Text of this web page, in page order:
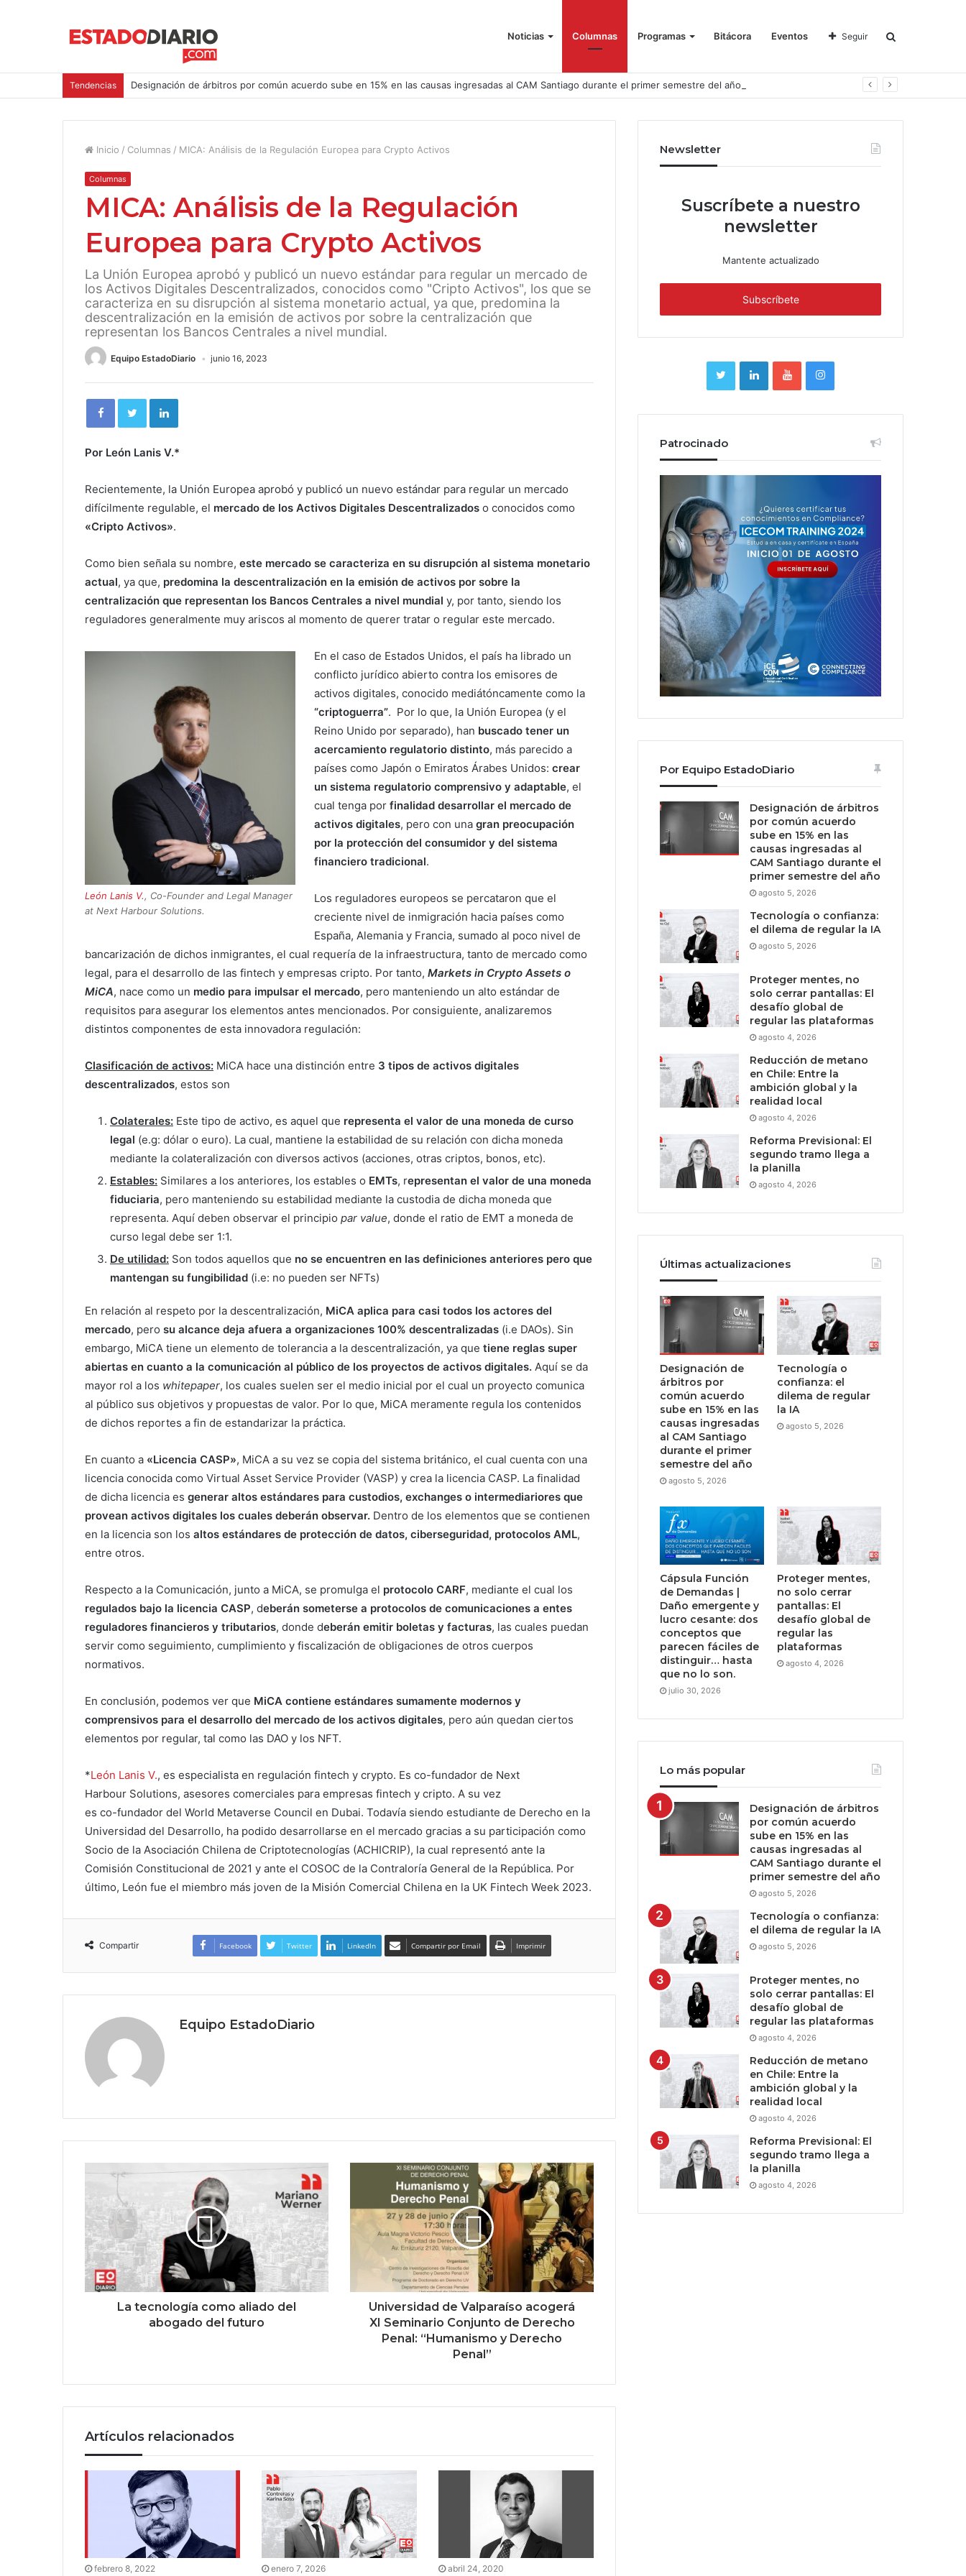
Noticias Columnas Programas Bitácora Eventos Seguir
Tendencias Designación de árbitros por común acuerdo sube en 15% en las causas ingresadas al CAM Santiago durante el primer semestre del año
Inicio / Columnas / MICA: Análisis de la Regulación Europea para Crypto Activos
Columnas
MICA: Análisis de la Regulación
Europea para Crypto Activos
La Unión Europea aprobó y publicó un nuevo estándar para regular un mercado de
los Activos Digitales Descentralizados, conocidos como "Cripto Activos", los que se
caracteriza en su disrupción al sistema monetario actual, ya que, predomina la
descentralización en la emisión de activos por sobre la centralización que
representan los Bancos Centrales a nivel mundial.
Equipo EstadoDiario junio 16, 2023
Por León Lanis V.*
Recientemente, la Unión Europea aprobó y publicó un nuevo estándar para regular un mercado
difícilmente regulable, el mercado de los Activos Digitales Descentralizados o conocidos como
«Cripto Activos».
Como bien señala su nombre, este mercado se caracteriza en su disrupción al sistema monetario
actual, ya que, predomina la descentralización en la emisión de activos por sobre la
centralización que representan los Bancos Centrales a nivel mundial y, por tanto, siendo los
reguladores generalmente muy ariscos al momento de querer tratar o regular este mercado.
León Lanis V., Co-Founder and Legal Manager
at Next Harbour Solutions.
En el caso de Estados Unidos, el país ha librado un
conflicto jurídico abierto contra los emisores de
activos digitales, conocido mediátóncamente como la
“criptoguerra”. Por lo que, la Unión Europea (y el
Reino Unido por separado), han buscado tener un
acercamiento regulatorio distinto, más parecido a
países como Japón o Emiratos Árabes Unidos:crear
un sistema regulatorio comprensivo y adaptable, el
cual tenga porfinalidad desarrollar el mercado de
activos digitales, pero con unagran preocupación
por la protección del consumidor y del sistema
financiero tradicional.
Los reguladores europeos se percataron que el
creciente nivel de inmigración hacia países como
España, Alemania y Francia, sumado al poco nivel de
bancarización de dichos inmigrantes, el cual requería de la infraestructura, tanto de mercado como
legal, para el desarrollo de las fintech y empresas cripto. Por tanto, Markets in Crypto Assets o
MiCA, nace como un medio para impulsar el mercado, pero manteniendo un alto estándar de
requisitos para asegurar los elementos antes mencionados. Por consiguiente, analizaremos
distintos componentes de esta innovadora regulación:
Clasificación de activos: MiCA hace una distinción entre 3 tipos de activos digitales
descentralizados, estos son
Colaterales: Este tipo de activo, es aquel que representa el valor de una moneda de curso
legal (e.g: dólar o euro). La cual, mantiene la estabilidad de su relación con dicha moneda
mediante la colateralización con diversos activos (acciones, otras criptos, bonos, etc).
Estables: Similares a los anteriores, los estables o EMTs, representan el valor de una moneda
fiduciaria, pero manteniendo su estabilidad mediante la custodia de dicha moneda que
representa. Aquí deben observar el principio par value, donde el ratio de EMT a moneda de
curso legal debe ser 1:1.
De utilidad: Son todos aquellos que no se encuentren en las definiciones anteriores pero que
mantengan su fungibilidad (i.e: no pueden ser NFTs)
En relación al respeto por la descentralización, MiCA aplica para casi todos los actores del
mercado, pero su alcance deja afuera a organizaciones 100% descentralizadas (i.e DAOs). Sin
embargo, MiCA tiene un elemento de tolerancia a la descentralización, ya que tiene reglas super
abiertas en cuanto a la comunicación al público de los proyectos de activos digitales. Aquí se da
mayor rol a los whitepaper, los cuales suelen ser el medio inicial por el cual un proyecto comunica
al público sus objetivos y propuestas de valor. Por lo que, MiCA meramente regula los contenidos
de dichos reportes a fin de estandarizar la práctica.
En cuanto a «Licencia CASP», MiCA a su vez se copia del sistema británico, el cual cuenta con una
licencia conocida como Virtual Asset Service Provider (VASP) y crea la licencia CASP. La finalidad
de dicha licencia es generar altos estándares para custodios, exchanges o intermediariores que
provean activos digitales los cuales deberán observar. Dentro de los elementos que se contienen
en la licencia son los altos estándares de protección de datos, ciberseguridad, protocolos AML,
entre otros.
Respecto a la Comunicación, junto a MiCA, se promulga el protocolo CARF, mediante el cual los
regulados bajo la licencia CASP, deberán someterse a protocolos de comunicaciones a entes
reguladores financieros y tributarios, donde deberán emitir boletas y facturas, las cuales puedan
servir como seguimiento, cumplimiento y fiscalización de obligaciones de otros cuerpos
normativos.
En conclusión, podemos ver que MiCA contiene estándares sumamente modernos y
comprensivos para el desarrollo del mercado de los activos digitales, pero aún quedan ciertos
elementos por regular, tal como las DAO y los NFT.
*León Lanis V., es especialista en regulación fintech y crypto. Es co-fundador de Next
Harbour Solutions, asesores comerciales para empresas fintech y cripto. A su vez
es co-fundador del World Metaverse Council en Dubai. Todavía siendo estudiante de Derecho en la
Universidad del Desarrollo, ha podido desarrollarse en el mercado gracias a su participación como
Socio de la Asociación Chilena de Criptotecnologías (ACHICRIP), la cual representó ante la
Comisión Constitucional de 2021 y ante el COSOC de la Contraloría General de la República. Por
último, León fue el miembro más joven de la Misión Comercial Chilena en la UK Fintech Week 2023.
Compartir Facebook Twitter LinkedIn Compartir por Email Imprimir
Equipo EstadoDiario
La tecnología como aliado del
abogado del futuro
Universidad de Valparaíso acogerá
XI Seminario Conjunto de Derecho
Penal: “Humanismo y Derecho
Penal”
Artículos relacionados
febrero 8, 2022 enero 7, 2026 abril 24, 2020
Newsletter
Suscríbete a nuestro
newsletter
Mantente actualizado
Patrocinado
Por Equipo EstadoDiario
Designación de árbitros
por común acuerdo
sube en 15% en las
causas ingresadas al
CAM Santiago durante el
primer semestre del año
agosto 5, 2026
Tecnología o confianza:
el dilema de regular la IA
agosto 5, 2026
Proteger mentes, no
solo cerrar pantallas: El
desafío global de
regular las plataformas
agosto 4, 2026
Reducción de metano
en Chile: Entre la
ambición global y la
realidad local
agosto 4, 2026
Reforma Previsional: El
segundo tramo llega a
la planilla
agosto 4, 2026
Últimas actualizaciones
Designación de
árbitros por
común acuerdo
sube en 15% en las
causas ingresadas
al CAM Santiago
durante el primer
semestre del año
agosto 5, 2026
Tecnología o
confianza: el
dilema de regular
la IA
agosto 5, 2026
Cápsula Función
de Demandas |
Daño emergente y
lucro cesante: dos
conceptos que
parecen fáciles de
distinguir… hasta
que no lo son.
julio 30, 2026
Proteger mentes,
no solo cerrar
pantallas: El
desafío global de
regular las
plataformas
agosto 4, 2026
Lo más popular
Designación de árbitros
por común acuerdo
sube en 15% en las
causas ingresadas al
CAM Santiago durante el
primer semestre del año
agosto 5, 2026
Tecnología o confianza:
el dilema de regular la IA
agosto 5, 2026
Proteger mentes, no
solo cerrar pantallas: El
desafío global de
regular las plataformas
agosto 4, 2026
Reducción de metano
en Chile: Entre la
ambición global y la
realidad local
agosto 4, 2026
Reforma Previsional: El
segundo tramo llega a
la planilla
agosto 4, 2026